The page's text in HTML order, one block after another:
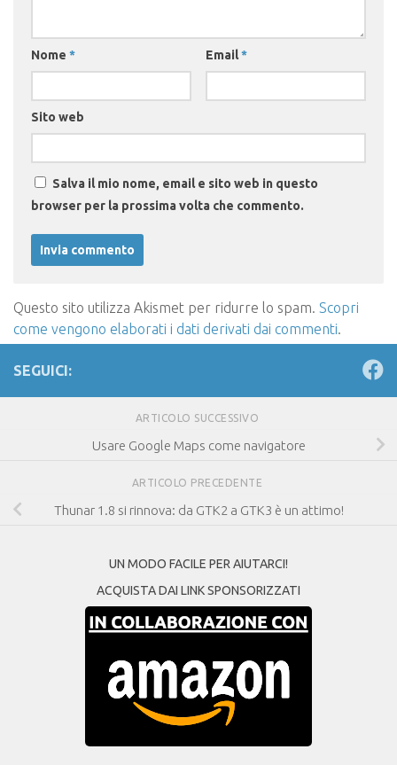
Nome * Email*
Sito web
Salva il mio nome, email e sito web in questo
browser per la prossima volta che commento.
Questo sito utilizza Akismet per ridurre lo spam. Scopri
come vengono elaborati i dati derivati dai commenti.
SEGUICI:
ARTICOLO SUCCESSIVO
Usare Google Maps come navigatore
ARTICOLO PRECEDENTE
Thunar 1.8 si rinnova: da GTK2 a GTK3 è un attimo!
UN MODO FACILE PER AIUTARCI!
ACQUISTA DAI LINK SPONSORIZZATI